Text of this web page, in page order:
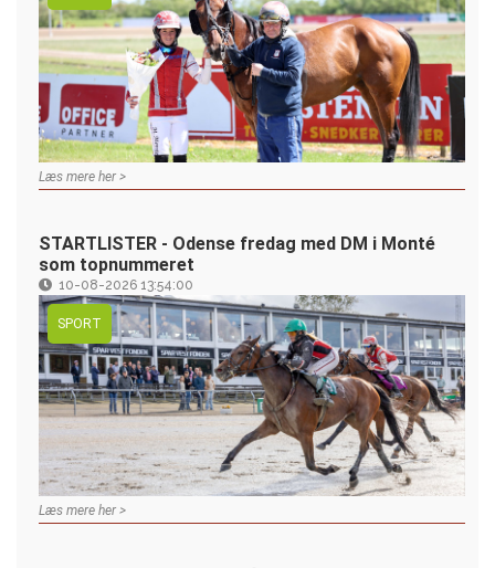
Læs mere her >
STARTLISTER - Odense fredag med DM i Monté
som topnummeret
10-08-2026 13:54:00
SPORT
Læs mere her >